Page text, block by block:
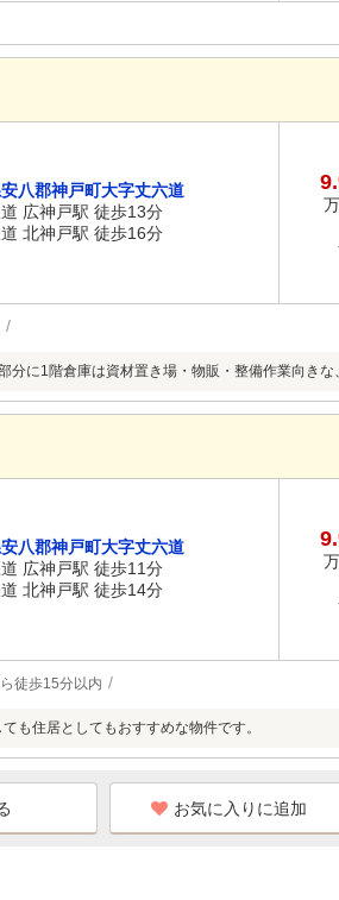
八郡神戸町大字丈六道
広神戸駅 徒歩13分
北神戸駅 徒歩16分
分に1階倉庫は資材置き場・物販・整備作業向き
八郡神戸町大字丈六道
広神戸駅 徒歩11分
北神戸駅 徒歩14分
徒歩15分以内
も住居としてもおすすめな物件です。
お気に入りに追加